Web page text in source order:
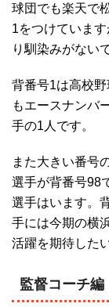
球団でも楽天で
1をつけていま
り馴染みがない
背番号1は高校
もエースナンバ
手の1人です。
また大きい番号
選手が背番号98
選手はいます。
手には今期の横
活躍を期待した
監督コーチ編